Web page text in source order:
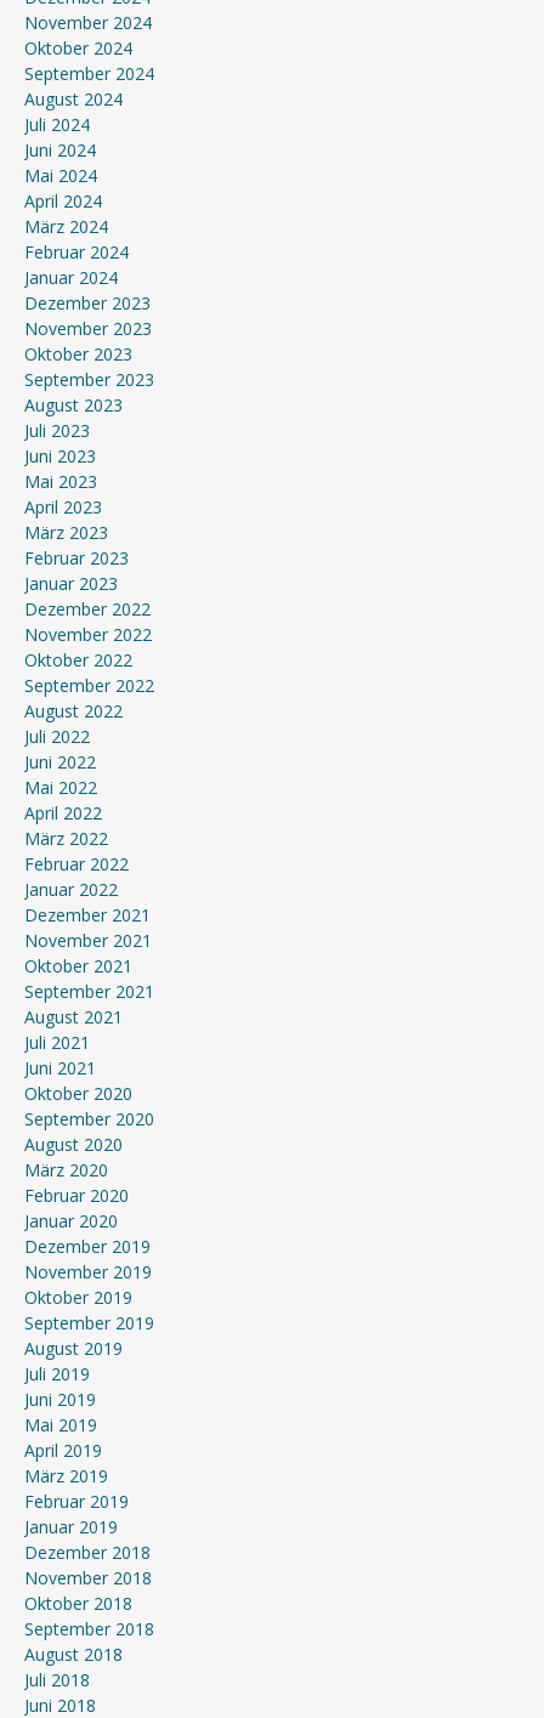
November 2024
Oktober 2024
September 2024
August 2024
Juli 2024
Juni 2024
Mai 2024
April 2024
März 2024
Februar 2024
Januar 2024
Dezember 2023
November 2023
Oktober 2023
September 2023
August 2023
Juli 2023
Juni 2023
Mai 2023
April 2023
März 2023
Februar 2023
Januar 2023
Dezember 2022
November 2022
Oktober 2022
September 2022
August 2022
Juli 2022
Juni 2022
Mai 2022
April 2022
März 2022
Februar 2022
Januar 2022
Dezember 2021
November 2021
Oktober 2021
September 2021
August 2021
Juli 2021
Juni 2021
Oktober 2020
September 2020
August 2020
März 2020
Februar 2020
Januar 2020
Dezember 2019
November 2019
Oktober 2019
September 2019
August 2019
Juli 2019
Juni 2019
Mai 2019
April 2019
März 2019
Februar 2019
Januar 2019
Dezember 2018
November 2018
Oktober 2018
September 2018
August 2018
Juli 2018
Juni 2018